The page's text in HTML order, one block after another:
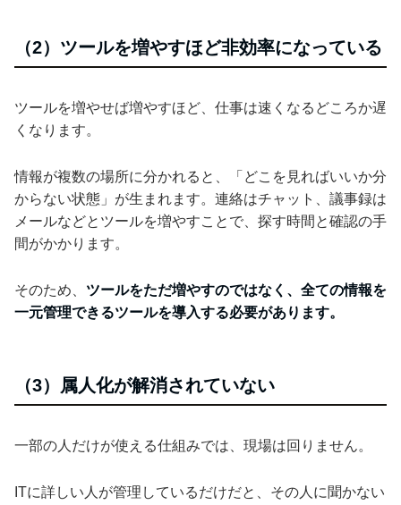
（2）ツールを増やすほど非効率になっている
ツールを増やせば増やすほど、仕事は速くなるどころか遅
くなります。
情報が複数の場所に分かれると、「どこを見ればいいか分
からない状態」が生まれます。連絡はチャット、議事録は
メールなどとツールを増やすことで、探す時間と確認の手
間がかかります。
そのため、 ツールをただ増やすのではなく、全ての情報を
一元管理できるツールを導入する必要があります。
（3）属人化が解消されていない
一部の人だけが使える仕組みでは、現場は回りません。
ITに詳しい人が管理しているだけだと、その人に聞かない